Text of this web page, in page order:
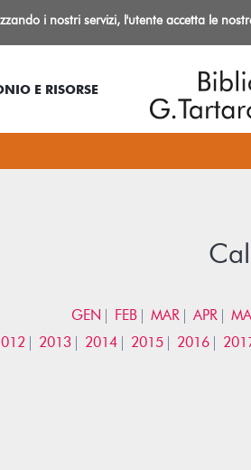
Informazioni
E RISORSE
GEN FEB MAR APR
2013 2014 2015 2016
i nostri servizi, l'utente accetta le